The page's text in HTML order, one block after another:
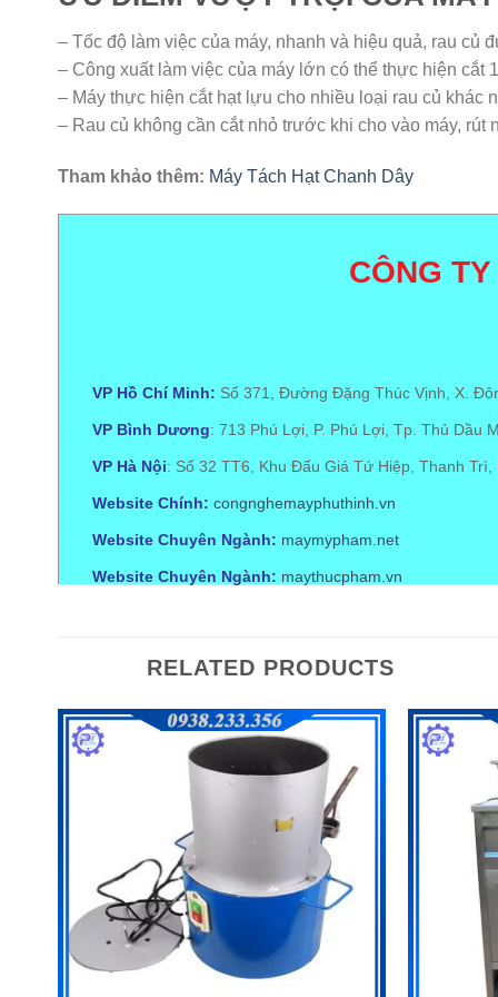
– Tốc độ làm việc của máy, nhanh và hiệu quả, rau củ
– Công xuất làm việc của máy lớn có thể thực hiện cắt
– Máy thực hiện cắt hạt lựu cho nhiều loại rau củ khác
– Rau củ không cần cắt nhỏ trước khi cho vào máy,
Tham khảo thêm: Máy Tách Hạt Chanh Dây
CÔNG
VP Hồ Chí Minh: Số 371, Đường Đặng Thúc Vịnh, X.
VP Bình Dương: 713 Phú Lợi, P. Phú Lợi, Tp. Thủ Dầu
VP Hà Nội: Số 32 TT6, Khu Đấu Giá Tứ Hiệp, Thanh Trì,
Website Chính: congnghemayphuthinh.vn
Website Chuyên Ngành: maymypham.net
Website Chuyên Ngành: maythucpham.vn
RELATED PRODUCTS